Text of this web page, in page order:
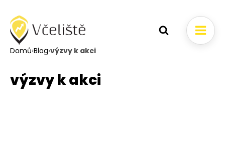
Domů›Blog›výzvy k akci
výzvy k akci